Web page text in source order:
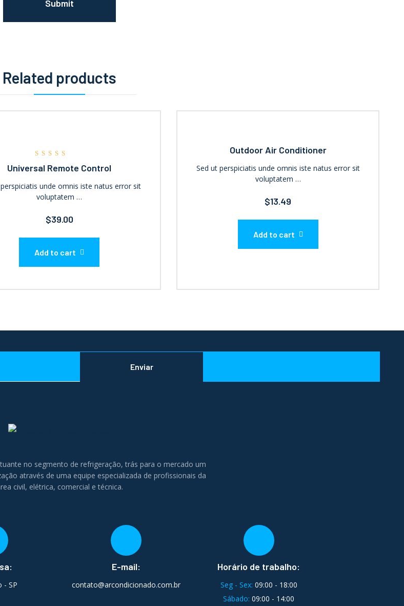
Related products
Rated
4.00
Universal Remote Control
unde omnis iste natus error sit
voluptatem …
$39.00
Add to cart
Outdoor Air Conditioner
Sed ut perspiciatis unde omnis iste natus error sit
voluptatem …
$13.49
Add to cart
Enviar
no segmento de refrigeração, trás para o mercado um
através de uma equipe especializada de profissionais da
civil, elétrica, comercial e técnica.
- SP
E-mail:
contato@arcondicionado.com.br
Horário de trabalho:
Seg - Sex: 09:00 - 18:00
Sábado:09:00 - 14:00